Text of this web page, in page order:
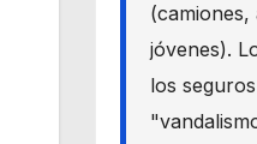
jóvenes).
los